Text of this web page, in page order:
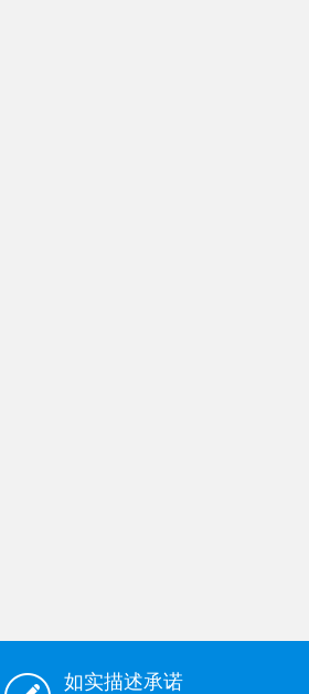
如实描述承诺